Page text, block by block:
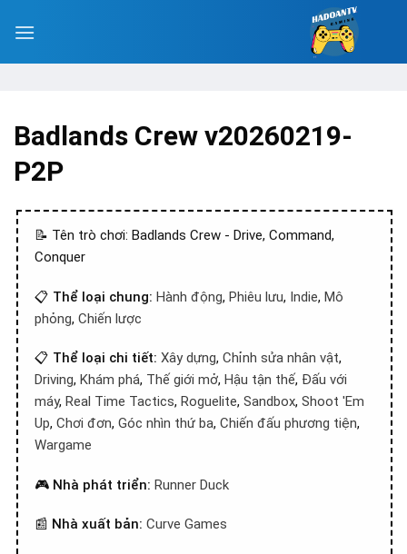
Badlands Crew v20260219-
P2P
📝 Tên trò chơi: Badlands Crew - Drive, Command,
Conquer
📋 Thể loại chung: Hành động, Phiêu lưu, Indie, Mô
phỏng, Chiến lược
📋 Thể loại chi tiết: Xây dựng, Chỉnh sửa nhân vật,
Driving, Khám phá, Thế giới mở, Hậu tận thế, Đấu với
máy, Real Time Tactics, Roguelite, Sandbox, Shoot 'Em
Up, Chơi đơn, Góc nhìn thứ ba, Chiến đấu phương tiện,
Wargame
🎮 Nhà phát triển: Runner Duck
📰 Nhà xuất bản: Curve Games